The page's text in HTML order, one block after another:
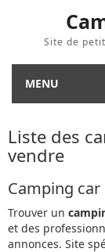
Site de
MENU
Liste des
vendre
Camping
Trouver un
et des
annonces. Site